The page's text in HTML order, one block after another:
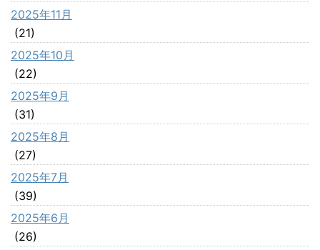
2025年11月
(21)
2025年10月
(22)
2025年9月
(31)
2025年8月
(27)
2025年7月
(39)
2025年6月
(26)